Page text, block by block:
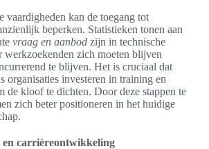
vaardigheden kan de toegang tot
beperken. Statistieken tonen aan
vraag en aanbod zijn in technische
werkzoekenden zich moeten blijven
te blijven. Het is cruciaal dat
organisaties investeren in training en
de kloof te dichten. Door deze stappen te
zich beter positioneren in het huidige
en carrièreontwikkeling